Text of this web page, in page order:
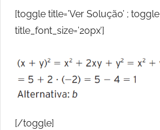
[toggle title=’Ver Solução’ ; toggle
title_font_size=’20px’]
[/toggle]